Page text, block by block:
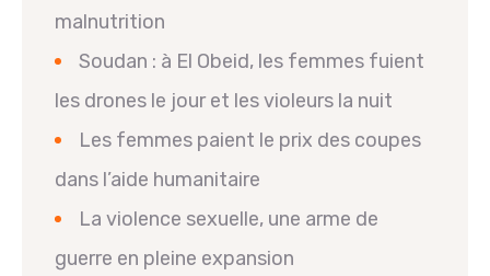
malnutrition
Soudan : à El Obeid, les femmes fuient
les drones le jour et les violeurs la nuit
Les femmes paient le prix des coupes
dans l’aide humanitaire
La violence sexuelle, une arme de
guerre en pleine expansion